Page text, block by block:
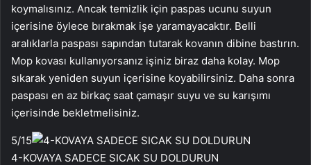
koymalısınız. Ancak temizlik için paspas ucunu suyun
içerisine öylece bırakmak işe yaramayacaktır. Belli
aralıklarla paspası sapından tutarak kovanın dibine bastırın.
Mop kovası kullanıyorsanız işiniz biraz daha kolay. Mop
sıkarak yeniden suyun içerisine koyabilirsiniz. Daha sonra
paspası en az birkaç saat çamaşır suyu ve su karışımı
içerisinde bekletmelisiniz.
5/15
4-KOVAYA SADECE SICAK SU DOLDURUN